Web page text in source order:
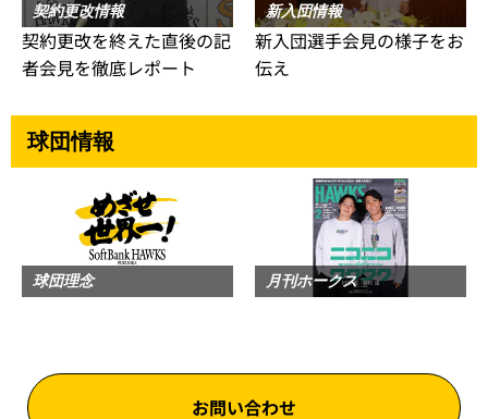
契約更改情報
契約更改を終えた直後の記
者会見を徹底レポート
新入団情報
新入団選手会見の様子をお
伝え
球団情報
球団理念 月刊ホークス
お問い合わせ